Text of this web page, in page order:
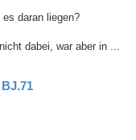
daran liegen?
dabei, war aber in ...